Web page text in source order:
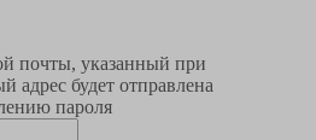
почты, указанный при
адрес будет отправлена
пароля